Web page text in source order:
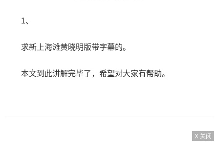
1、
求新上海滩黄晓明版带字幕的。
本文到此讲解完毕了，希望对大家有帮助。
X 关闭